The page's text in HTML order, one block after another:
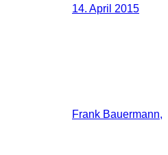
14. April 2015
Frank Bauermann,